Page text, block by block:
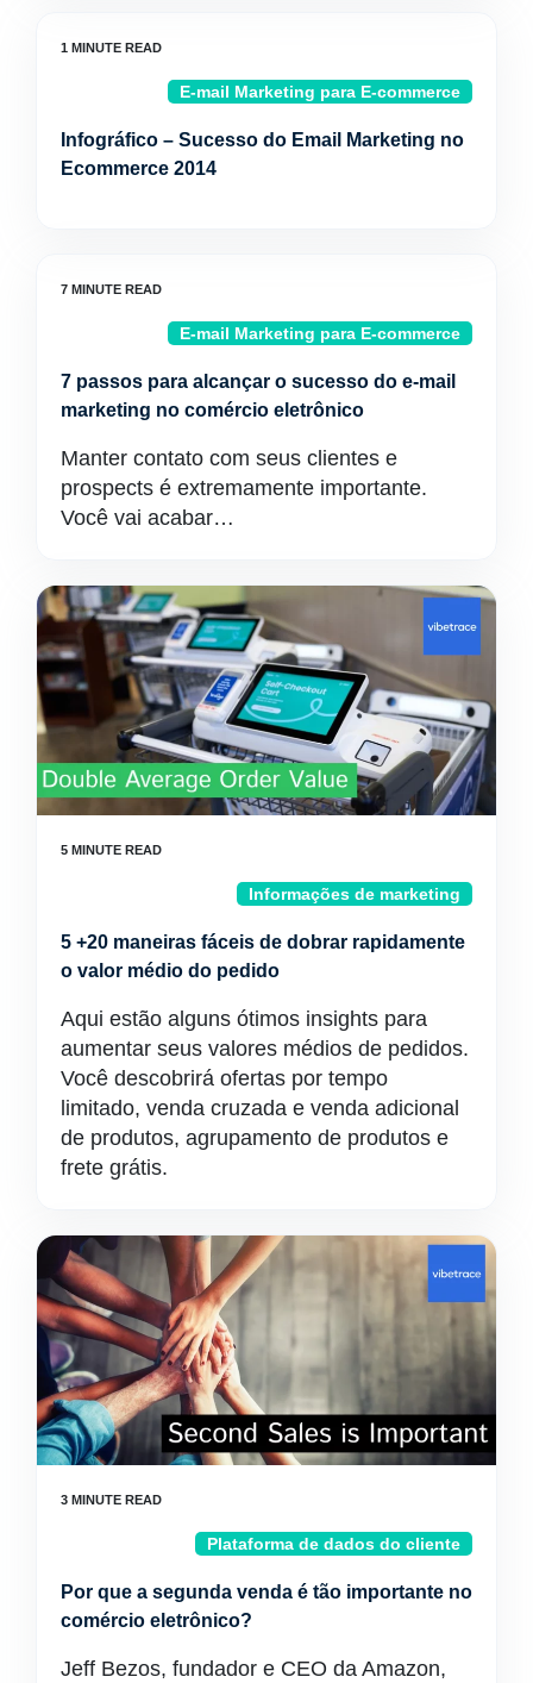
E-mail Marketing para E-commerce
Infográfico – Sucesso do Email Marketing no
Ecommerce 2014
E-mail Marketing para E-commerce
7 passos para alcançar o sucesso do e-mail
marketing no comércio eletrônico
Manter contato com seus clientes e
prospects é extremamente importante.
Você vai acabar…
Informações de marketing
5 +20 maneiras fáceis de dobrar rapidamente
o valor médio do pedido
Aqui estão alguns ótimos insights para
aumentar seus valores médios de pedidos.
Você descobrirá ofertas por tempo
limitado, venda cruzada e venda adicional
de produtos, agrupamento de produtos e
frete grátis.
Plataforma de dados do cliente
Por que a segunda venda é tão importante no
comércio eletrônico?
Jeff Bezos, fundador e CEO da Amazon,